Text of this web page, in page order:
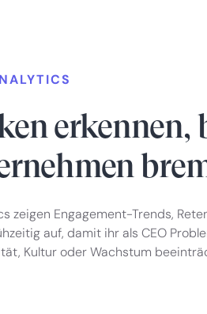
erkennen,
zeigen Engagement-Trends,
auf, damit ihr als CEO
Kultur oder Wachstum